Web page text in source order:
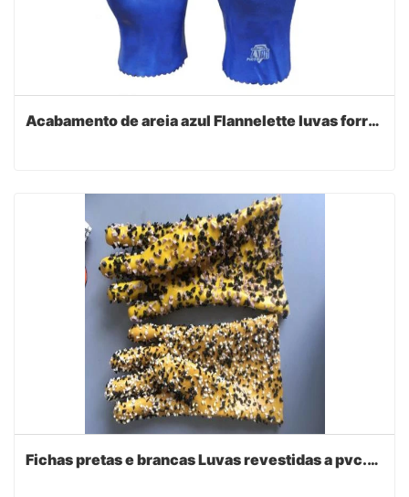
Acabamento de areia azul Flannelette luvas forradas 27cm
Fichas pretas e brancas Luvas revestidas a pvc.open cuff